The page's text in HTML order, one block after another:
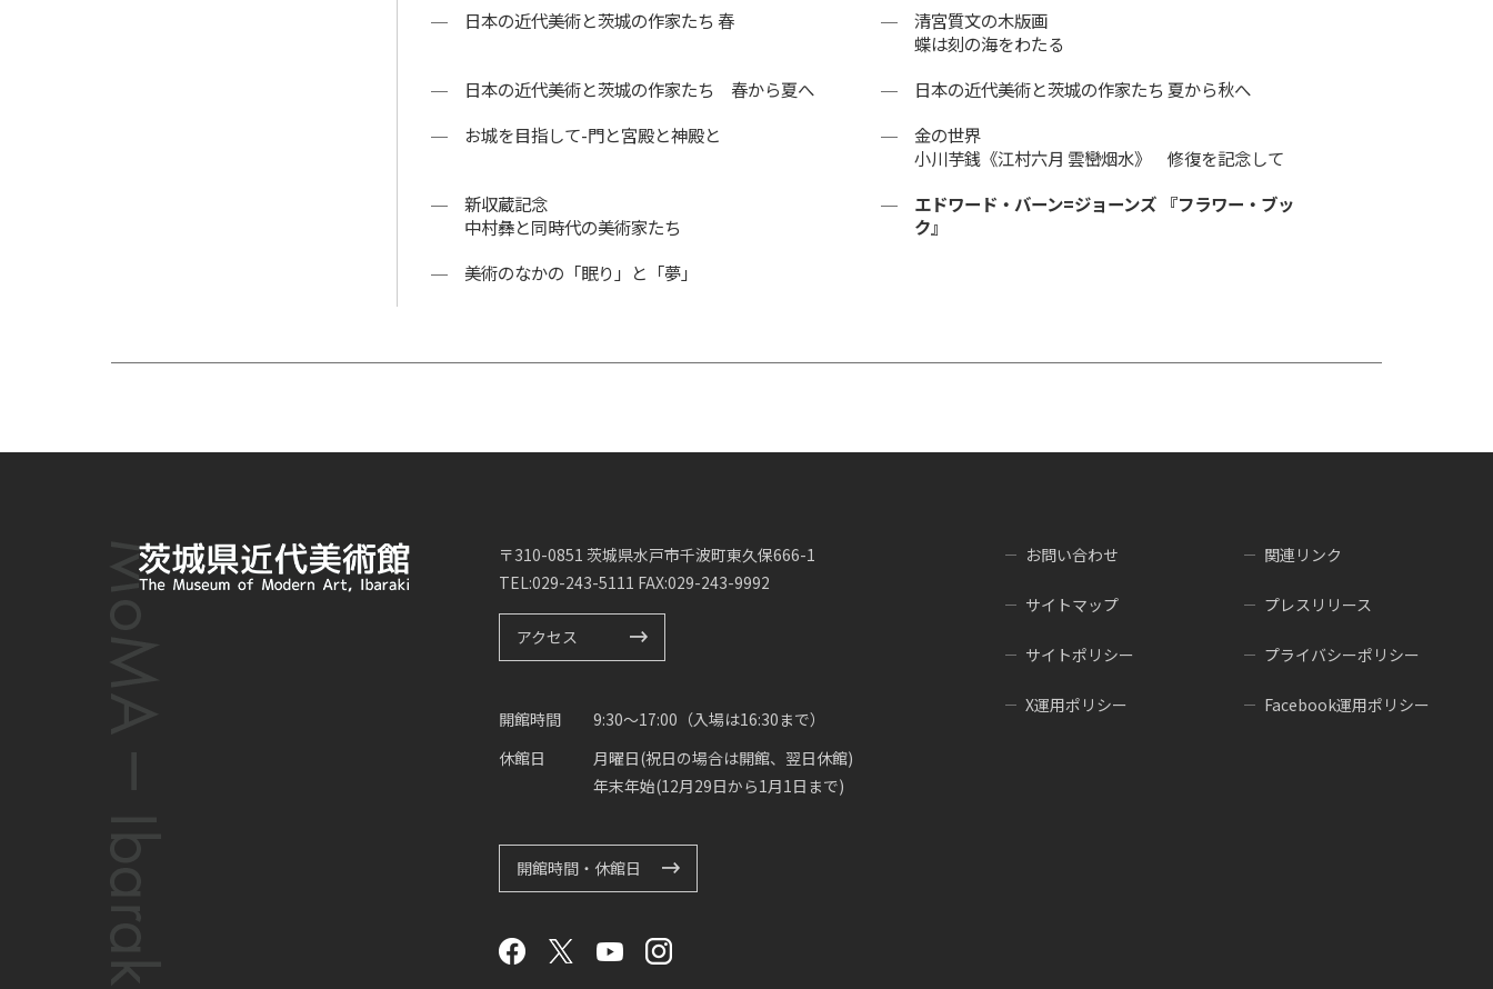
日本の近代美術と茨城の作家たち 春
清宮質文の木版画
蝶は刻の海をわたる
日本の近代美術と茨城の作家たち 春から夏へ
日本の近代美術と茨城の作家たち 夏から秋へ
お城を目指して-門と宮殿と神殿と
金の世界
小川芋銭《江村六月 雲巒烟水》 修復を記念して
新収蔵記念
中村彝と同時代の美術家たち
エドワード・バーン=ジョーンズ 『フラワー・ブッ
ク』
美術のなかの「眠り」と「夢」
〒310-0851 茨城県水戸市千波町東久保666-1
TEL:029-243-5111 FAX:029-243-9992
アクセス
開館時間
9:30～17:00（入場は16:30まで）
休館日
月曜日(祝日の場合は開館、翌日休館)
年末年始(12月29日から1月1日まで)
開館時間・休館日
お問い合わせ 関連リンク
サイトマップ プレスリリース
サイトポリシー プライバシーポリシー
X運用ポリシー Facebook運用ポリシー